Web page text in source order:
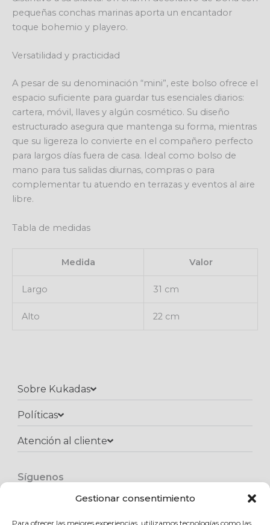
Gestionar consentimiento
Para ofrecer las mejores experiencias, utilizamos tecnologías como las
pequeñas conchas marinas aporta un encantador
toque bohemio y playero.
Versatilidad y practicidad
A pesar de su denominación “mini”, este bolso ofrece el
espacio suficiente para guardar tus esenciales diarios:
cartera, móvil, llaves y algún cosmético. Su diseño
estructurado asegura que mantenga su forma, mientras
que su ligereza lo convierte en el compañero perfecto
para largos días fuera de casa. Ideal como bolso de
mano para tus salidas diurnas, compras o para
complementar tu atuendo en terrazas y eventos al aire
libre.
Tabla de medidas
Medida Valor
Largo 31 cm
Alto 22 cm
Sobre Kukadas
Políticas
Atención al cliente​
Síguenos
e
t
h
t